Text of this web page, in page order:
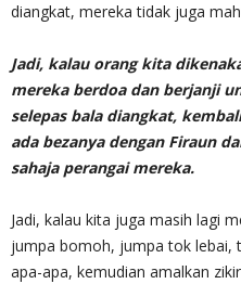
diangkat, mereka tidak juga
Jadi, kalau orang kita
mereka berdoa dan berjanji
selepas bala diangkat,
ada bezanya dengan Firaun
sahaja perangai mereka.
Jadi, kalau kita juga masih lagi
jumpa bomoh, jumpa tok lebai,
apa-apa, kemudian amalkan